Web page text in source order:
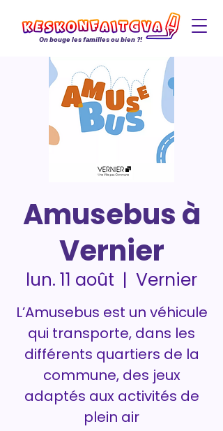
On bouge les familles ou bien ?!
Amusebus à
Vernier
lun. 11 août
  |
Vernier
L’Amusebus est un véhicule
qui transporte, dans les
différents quartiers de la
commune, des jeux
adaptés aux activités de
plein air